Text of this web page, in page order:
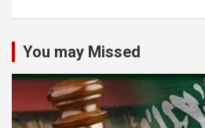
You may Missed